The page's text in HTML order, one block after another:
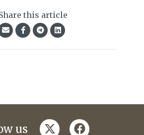
this article
us twitterfacebook